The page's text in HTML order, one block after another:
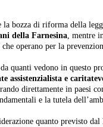
bozza di riforma della
della Farnesina, mentre
operano per la
quanti vedono in questo
assistenzialista e
direttamente in paesi
e la tutela
quanto previsto dal